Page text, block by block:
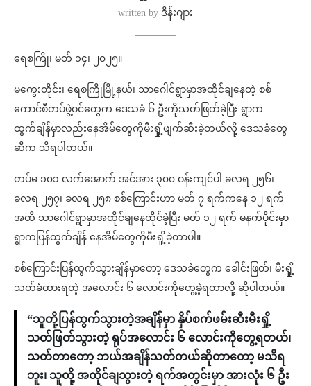
written by ဒိန်းဂျား
ရေစကြို၊ မတ် ၁၄၊ ၂၀၂၅။
မကွေးတိုင်း၊ ရေစကြိုမြို့နယ်၊ သာဂေါင်ရွာမှာအထိုင်ချနေတဲ့ စစ်
ကောင်စီတပ်ဖွဲ့ဝင်တွေက ဒေသခံ ၆ ဦးကိုသတ်ဖြတ်ခဲ့ပြီး ရွာက
ထွက်ချိန်မှာလည်းနေအိမ်တွေကိုမီးရှို့ဖျက်ဆီးခဲ့တယ်လို့ ဒေသခံတွေ
ဆီက သိရပါတယ်။
တပ်မ ၁၀၁ လက်အောက် အင်အား ၃၀၀ ဝန်းကျင်ပါ ခလရ ၂၅၆၊
ခလရ ၂၅၇၊ ခလရ ၂၅၈ စစ်ကြောင်းဟာ မတ် ၇ ရက်ကနေ ၁၂ ရက်
အထိ သာဂေါင်ရွာမှာအထိုင်ချနေထိုင်ခဲ့ပြီး မတ် ၁၂ ရက် မနက်ပိုင်းမှာ
ရွာကပြန်ထွက်ချိန် နေအိမ်တွေကိုမီးရှို့ခဲ့တာပါ။
စစ်ကြောင်းပြန်ထွက်သွားချိန်မှာတော့ ဒေသခံတွေက ခေါင်းဖြတ်၊ မီးရှို့
သတ်ခံထားရတဲ့ အလောင်း ၆ လောင်းကိုတွေ့ခဲ့ရတာလို့ ဆိုပါတယ်။
“သူတို့ပြန်ထွက်သွားတဲ့အချိန်မှာ နှိပ်စက်ဖမ်းဆီးမီးရှို့
သတ်ဖြတ်သွားတဲ့ ရုပ်အလောင်း ၆ လောင်းကိုတွေ့ရတယ်၊
သတ်တာတော့ ဘယ်အချိန်သတ်တယ်ဆိုတာတော့ မသိရ
ဘူး၊ သူတို့ အထိုင်ချသွားတဲ့ ရက်အတွင်းမှာ အားလုံး ၆ ဦး